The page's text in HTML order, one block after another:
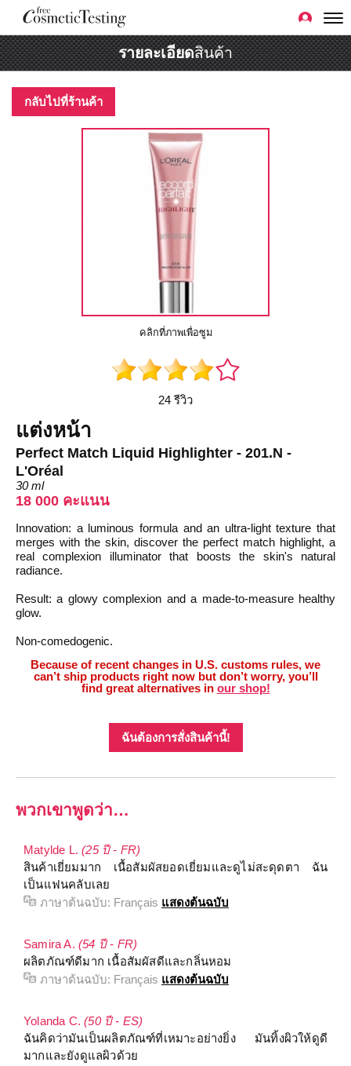
รายละเอียดสินค้า
กลับไปที่ร้านค้า
คลิกที่ภาพเพื่อซูม
24 รีวิว
แต่งหน้า
Perfect Match Liquid Highlighter - 201.N -
L'Oréal
30 ml
18 000 คะแนน
Innovation: a luminous formula and an ultra-light texture that
merges with the skin, discover the perfect match highlight, a
real complexion illuminator that boosts the skin's natural
radiance.
Result: a glowy complexion and a made-to-measure healthy
glow.
Non-comedogenic.
Because of recent changes in U.S. customs rules, we
can’t ship products right now but don’t worry, you’ll
find great alternatives in our shop!
ฉันต้องการสั่งสินค้านี้!
พวกเขาพูดว่า…
Matylde L.(25 ปี - FR)
สินค้าเยี่ยมมาก เนื้อสัมผัสยอดเยี่ยมและดูไม่สะดุดตา ฉัน
เป็นแฟนคลับเลย
ภาษาต้นฉบับ: Français แสดงต้นฉบับ
Samira A. (54 ปี - FR)
ผลิตภัณฑ์ดีมาก เนื้อสัมผัสดีและกลิ่นหอม
ภาษาต้นฉบับ: Français แสดงต้นฉบับ
Yolanda C.(50 ปี - ES)
ฉันคิดว่ามันเป็นผลิตภัณฑ์ที่เหมาะอย่างยิ่ง มันทิ้งผิวให้ดูดี
มากและยังดูแลผิวด้วย